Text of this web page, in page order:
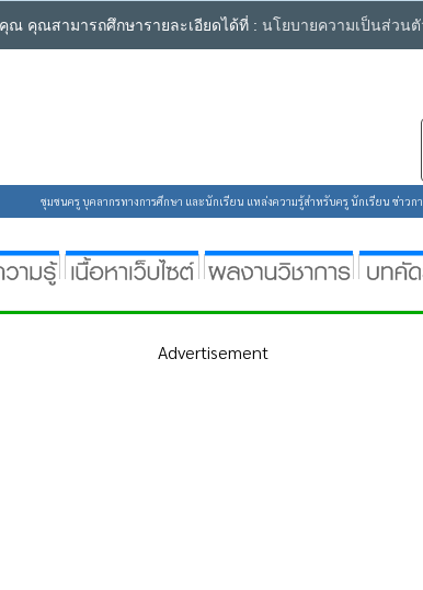
ณ คุณสามารถศึกษารายละเอียดได้ที่ : นโยบายความเป็นส่วนตั
ชุมชนครู บุคลากรทางการศึกษา และนักเรียน แหล่งความรู้สำหรับครู นักเรียน ข่าว
Advertisement